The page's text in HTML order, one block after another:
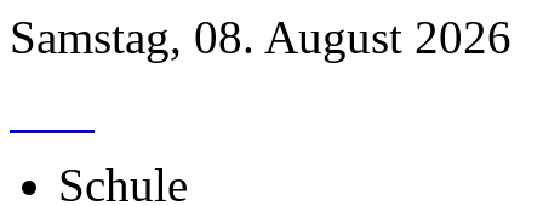
Samstag, 08. August 2026
Schule